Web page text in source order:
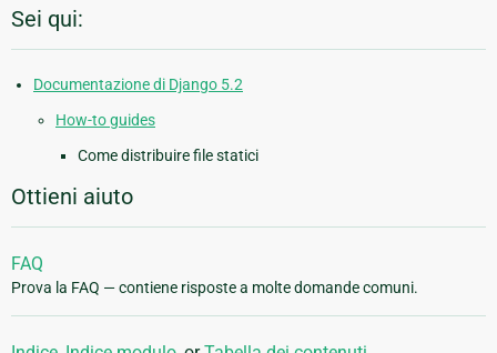
Sei qui:
Documentazione di Django 5.2
How-to guides
Come distribuire file statici
Ottieni aiuto
FAQ
Prova la FAQ — contiene risposte a molte domande comuni.